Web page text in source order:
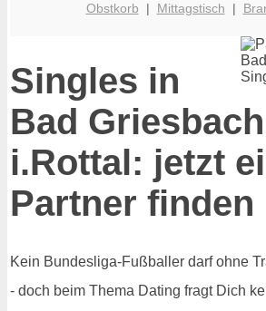
Obstkorb | Mittagstisch |
Singles in
Bad Griesbach
i.Rottal: jetzt
Partner finden
Kein Bundesliga-Fußballer darf ohne
- doch beim Thema Dating fragt Dich